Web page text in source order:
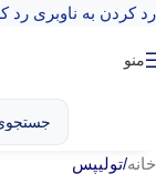
رد کردن به ناوبری رد
منو
خانه/تولیپس